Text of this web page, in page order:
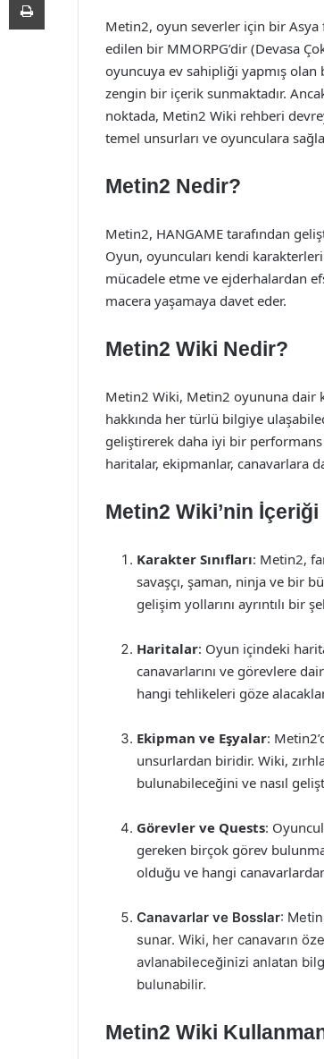
Metin2, oyun severler için bir Asya
edilen bir MMORPG’dir (Devasa
oyuncuya ev sahipliği yapmış
zengin bir içerik sunmaktadır.
noktada, Metin2 Wiki rehberi
temel unsurları ve oyunculara
Metin2 Nedir?
Metin2, HANGAME tarafından
Oyun, oyuncuları kendi
mücadele etme ve ejderhalardan
macera yaşamaya davet eder.
Metin2 Wiki Nedir?
Metin2 Wiki, Metin2 oyununa dair
hakkında her türlü bilgiye
geliştirerek daha iyi bir performans
haritalar, ekipmanlar, canavarlara
Metin2 Wiki’nin İçeriği
Karakter Sınıfları: Metin2,
savaşçı, şaman, ninja ve bir
gelişim yollarını ayrıntılı bir
Haritalar: Oyun içindeki
canavarlarını ve görevlere
hangi tehlikeleri göze
Ekipman ve Eşyalar:
unsurlardan biridir. Wiki,
bulunabileceğini ve nasıl
Görevler ve Quests:
gereken birçok görev
olduğu ve hangi canavarlardan
Canavarlar ve Bosslar:
sunar. Wiki, her canavarın
avlanabileceğinizi anlatan
bulunabilir.
Metin2 Wiki